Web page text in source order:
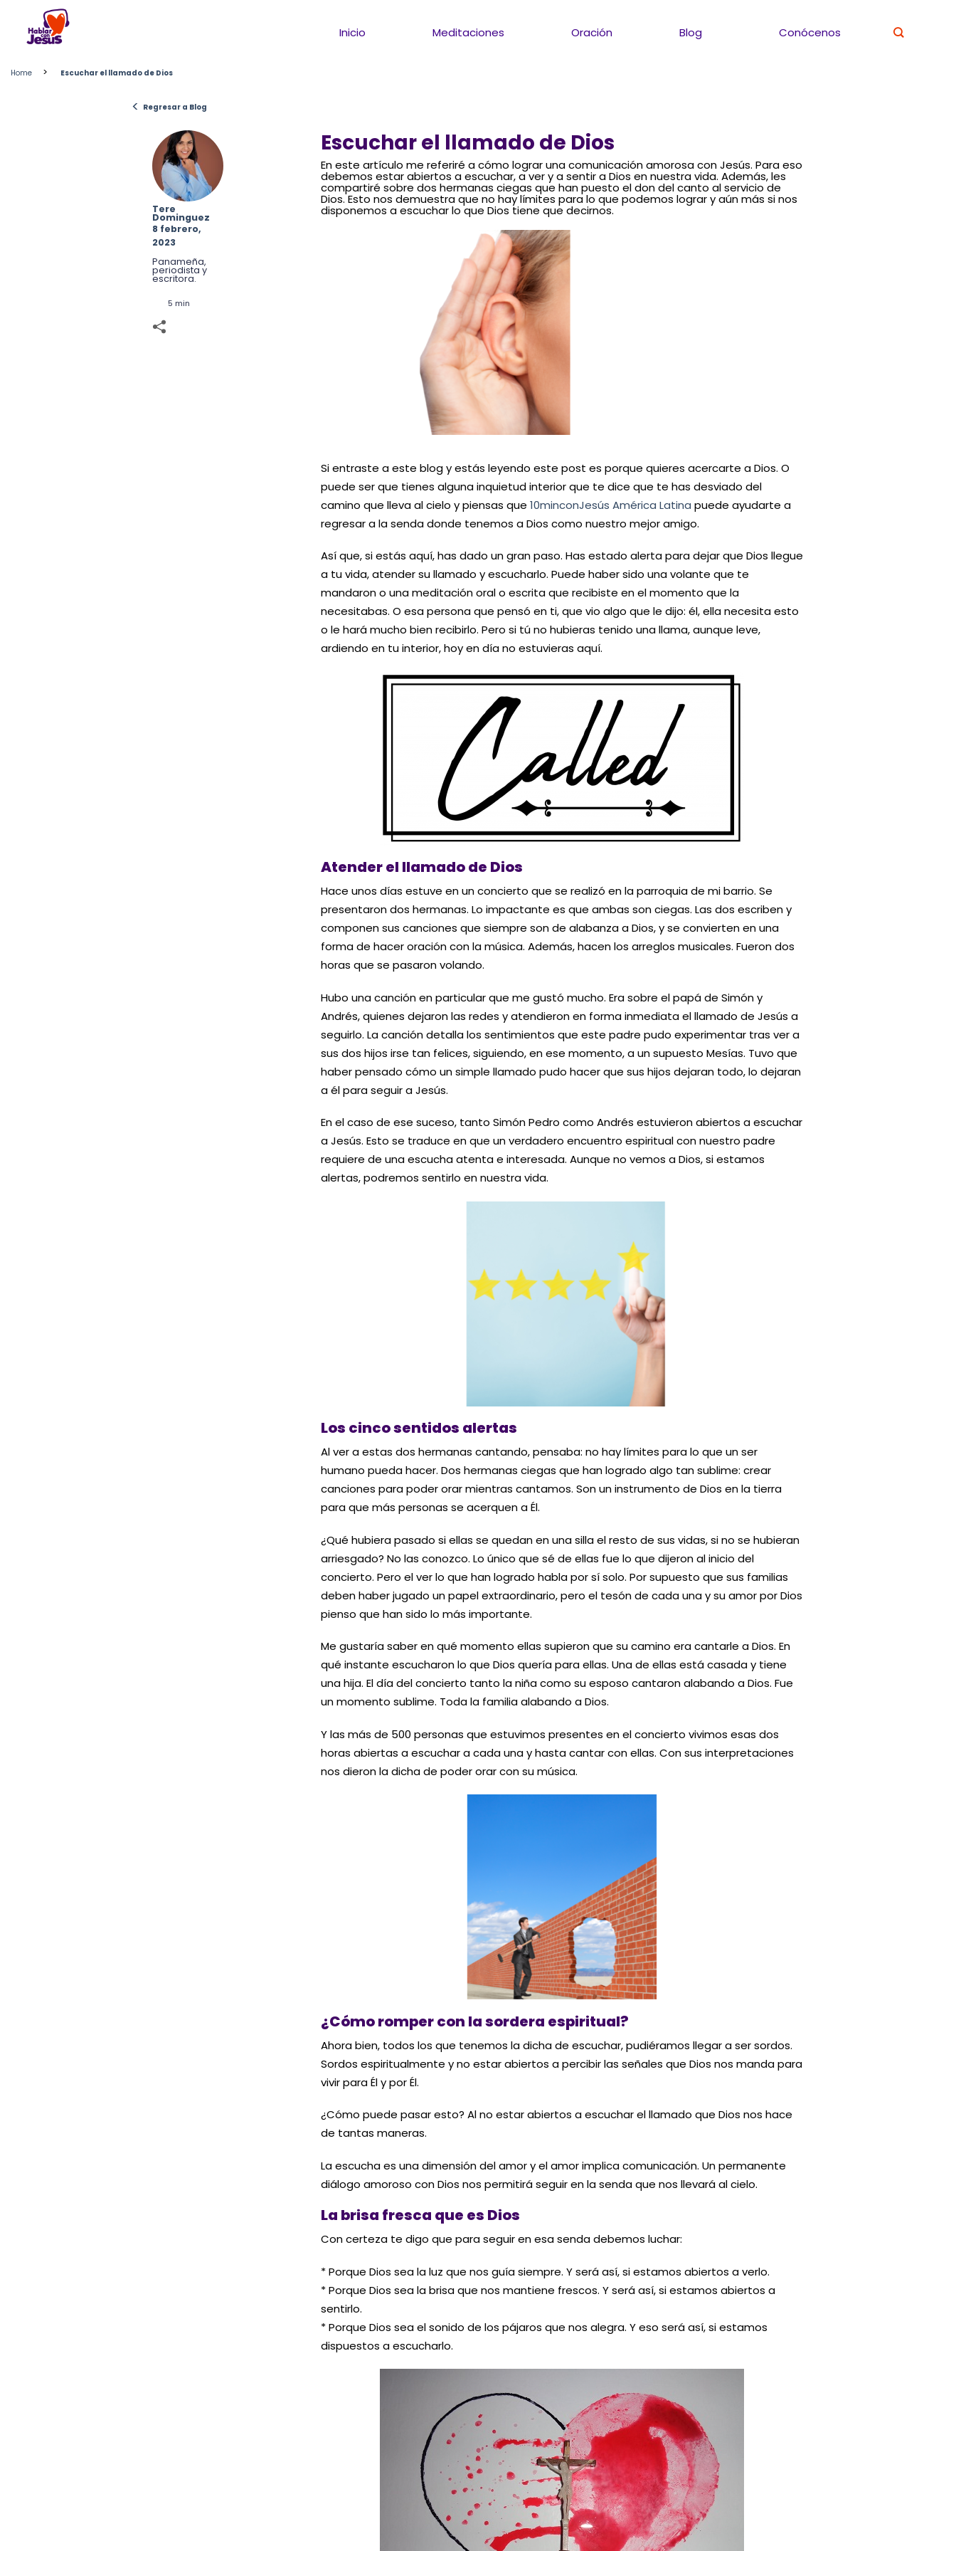
content
Inicio Meditaciones Oración Blog Conócenos
Home > Escuchar el llamado de Dios
< Regresar a Blog
Tere
Dominguez
8 febrero,
2023
Panameña,
periodista y
escritora.
5 min
Escuchar el llamado de Dios
En este artículo me referiré a cómo lograr una comunicación amorosa con Jesús. Para eso
debemos estar abiertos a escuchar, a ver y a sentir a Dios en nuestra vida. Además, les
compartiré sobre dos hermanas ciegas que han puesto el don del canto al servicio de
Dios. Esto nos demuestra que no hay límites para lo que podemos lograr y aún más si nos
disponemos a escuchar lo que Dios tiene que decirnos.
Si entraste a este blog y estás leyendo este post es porque quieres acercarte a Dios. O
puede ser que tienes alguna inquietud interior que te dice que te has desviado del
camino que lleva al cielo y piensas que 10minconJesús América Latina puede ayudarte a
regresar a la senda donde tenemos a Dios como nuestro mejor amigo.
Así que, si estás aquí, has dado un gran paso. Has estado alerta para dejar que Dios llegue
a tu vida, atender su llamado y escucharlo. Puede haber sido una volante que te
mandaron o una meditación oral o escrita que recibiste en el momento que la
necesitabas. O esa persona que pensó en ti, que vio algo que le dijo: él, ella necesita esto
o le hará mucho bien recibirlo. Pero si tú no hubieras tenido una llama, aunque leve,
ardiendo en tu interior, hoy en día no estuvieras aquí.
Atender el llamado de Dios
Hace unos días estuve en un concierto que se realizó en la parroquia de mi barrio. Se
presentaron dos hermanas. Lo impactante es que ambas son ciegas. Las dos escriben y
componen sus canciones que siempre son de alabanza a Dios, y se convierten en una
forma de hacer oración con la música. Además, hacen los arreglos musicales. Fueron dos
horas que se pasaron volando.
Hubo una canción en particular que me gustó mucho. Era sobre el papá de Simón y
Andrés, quienes dejaron las redes y atendieron en forma inmediata el llamado de Jesús a
seguirlo. La canción detalla los sentimientos que este padre pudo experimentar tras ver a
sus dos hijos irse tan felices, siguiendo, en ese momento, a un supuesto Mesías. Tuvo que
haber pensado cómo un simple llamado pudo hacer que sus hijos dejaran todo, lo dejaran
a él para seguir a Jesús.
En el caso de ese suceso, tanto Simón Pedro como Andrés estuvieron abiertos a escuchar
a Jesús. Esto se traduce en que un verdadero encuentro espiritual con nuestro padre
requiere de una escucha atenta e interesada. Aunque no vemos a Dios, si estamos
alertas, podremos sentirlo en nuestra vida.
Los cinco sentidos alertas
Al ver a estas dos hermanas cantando, pensaba: no hay límites para lo que un ser
humano pueda hacer. Dos hermanas ciegas que han logrado algo tan sublime: crear
canciones para poder orar mientras cantamos. Son un instrumento de Dios en la tierra
para que más personas se acerquen a Él.
¿Qué hubiera pasado si ellas se quedan en una silla el resto de sus vidas, si no se hubieran
arriesgado? No las conozco. Lo único que sé de ellas fue lo que dijeron al inicio del
concierto. Pero el ver lo que han logrado habla por sí solo. Por supuesto que sus familias
deben haber jugado un papel extraordinario, pero el tesón de cada una y su amor por Dios
pienso que han sido lo más importante.
Me gustaría saber en qué momento ellas supieron que su camino era cantarle a Dios. En
qué instante escucharon lo que Dios quería para ellas. Una de ellas está casada y tiene
una hija. El día del concierto tanto la niña como su esposo cantaron alabando a Dios. Fue
un momento sublime. Toda la familia alabando a Dios.
Y las más de 500 personas que estuvimos presentes en el concierto vivimos esas dos
horas abiertas a escuchar a cada una y hasta cantar con ellas. Con sus interpretaciones
nos dieron la dicha de poder orar con su música.
¿Cómo romper con la sordera espiritual?
Ahora bien, todos los que tenemos la dicha de escuchar, pudiéramos llegar a ser sordos.
Sordos espiritualmente y no estar abiertos a percibir las señales que Dios nos manda para
vivir para Él y por Él.
¿Cómo puede pasar esto? Al no estar abiertos a escuchar el llamado que Dios nos hace
de tantas maneras.
La escucha es una dimensión del amor y el amor implica comunicación. Un permanente
diálogo amoroso con Dios nos permitirá seguir en la senda que nos llevará al cielo.
La brisa fresca que es Dios
Con certeza te digo que para seguir en esa senda debemos luchar:
* Porque Dios sea la luz que nos guía siempre. Y será así, si estamos abiertos a verlo.
* Porque Dios sea la brisa que nos mantiene frescos. Y será así, si estamos abiertos a
sentirlo.
* Porque Dios sea el sonido de los pájaros que nos alegra. Y eso será así, si estamos
dispuestos a escucharlo.